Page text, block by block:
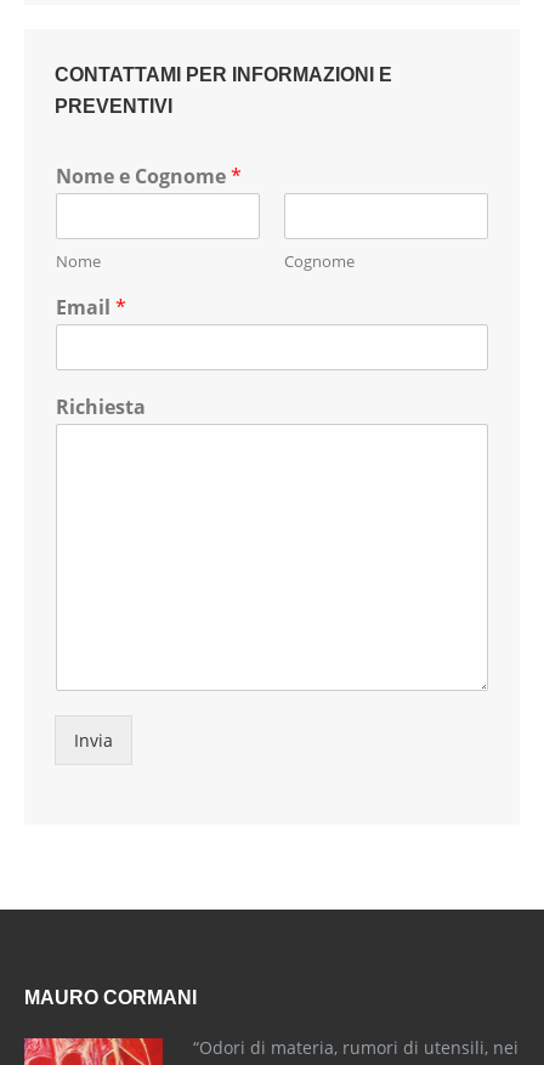
CONTATTAMI PER INFORMAZIONI E
PREVENTIVI
Nome e Cognome*
Nome Cognome
Email *
Richiesta
Invia
MAURO CORMANI
“Odori di materia, rumori di utensili, nei